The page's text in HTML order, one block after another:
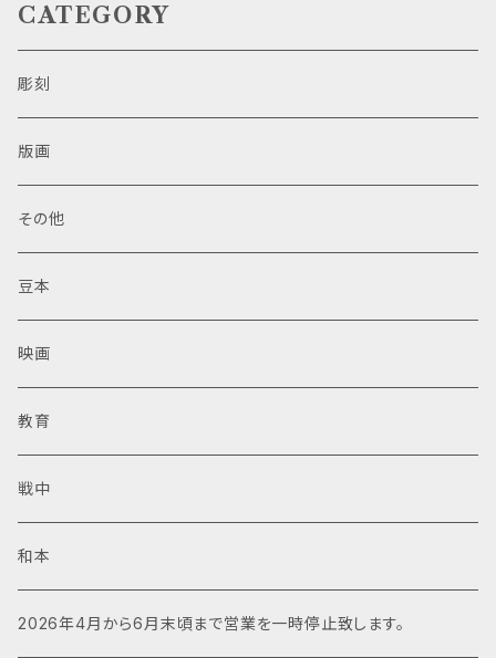
CATEGORY
彫刻
版画
その他
豆本
映画
教育
戦中
和本
2026年4月から6月末頃まで営業を一時停止致します。